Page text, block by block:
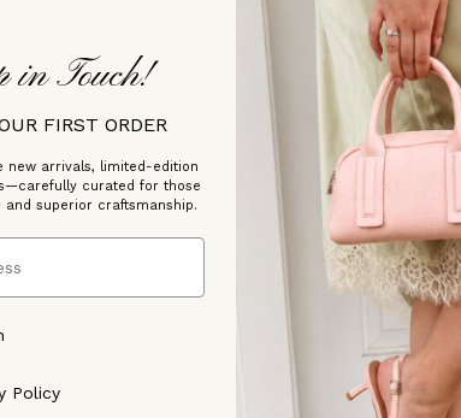
Be the first to write a review
Write a review
in Touch!
FIRST ORDER
new arrivals, limited-edition
curated for those
superior craftsmanship.
our [Privacy Policy]
Policy